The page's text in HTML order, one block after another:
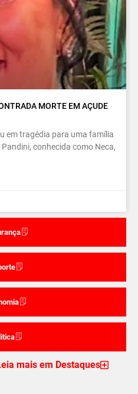
MORTE EM AÇUDE
em tragédia para uma família
conhecida como Neca,
mais em Destaques